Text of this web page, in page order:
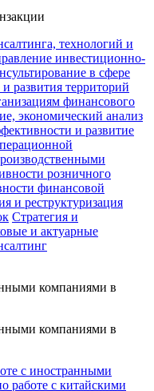
технологий и
инвестиционно-
в сфере
развития территорий
финансового
экономический анализ
и развитие
розничного
финансовой
и реструктуризация
Стратегия и
и актуарные
компаниями в
компаниями в
с иностранными
работе с китайскими